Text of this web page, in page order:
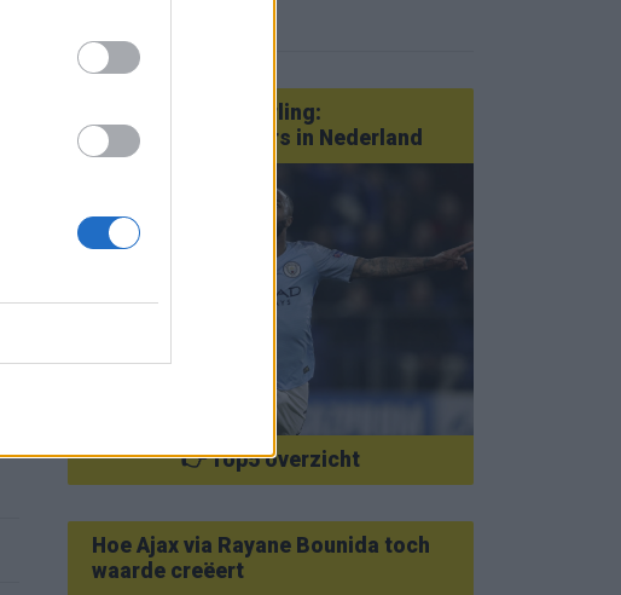
Van Götze tot Sterling:
statementtransfers in Nederland
👉 Top5 overzicht
Hoe Ajax via Rayane Bounida toch
waarde creëert